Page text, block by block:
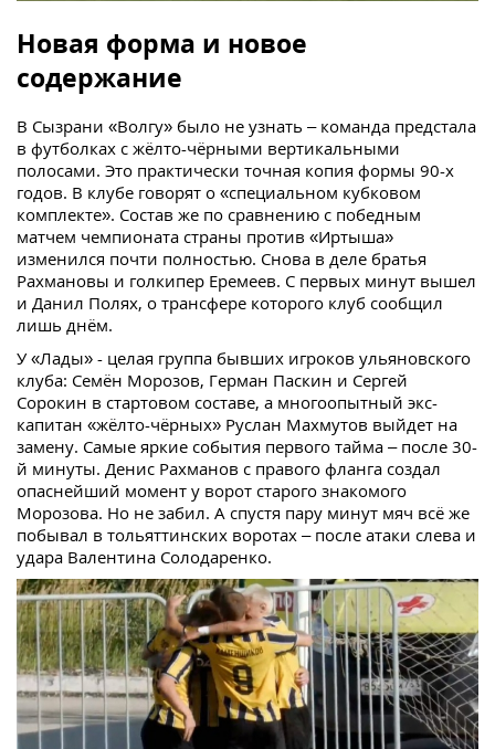
Новая форма и новое
содержание
В Сызрани «Волгу» было не узнать – команда предстала
в футболках с жёлто-чёрными вертикальными
полосами. Это практически точная копия формы 90-х
годов. В клубе говорят о «специальном кубковом
комплекте». Состав же по сравнению с победным
матчем чемпионата страны против «Иртыша»
изменился почти полностью. Снова в деле братья
Рахмановы и голкипер Еремеев. С первых минут вышел
и Данил Полях, о трансфере которого клуб сообщил
лишь днём.
У «Лады» - целая группа бывших игроков ульяновского
клуба: Семён Морозов, Герман Паскин и Сергей
Сорокин в стартовом составе, а многоопытный экс-
капитан «жёлто-чёрных» Руслан Махмутов выйдет на
замену. Самые яркие события первого тайма – после 30-
й минуты. Денис Рахманов с правого фланга создал
опаснейший момент у ворот старого знакомого
Морозова. Но не забил. А спустя пару минут мяч всё же
побывал в тольяттинских воротах – после атаки слева и
удара Валентина Солодаренко.